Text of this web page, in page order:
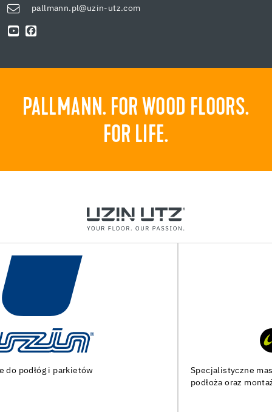
pallmann.pl@uzin-utz.com
PALLMANN. FOR WOOD FLOORS.
FOR LIFE.
Specjalistyczne maszyny i narzędzia do przygotowania